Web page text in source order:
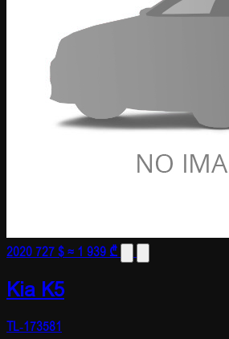
2020727 $≈ 1 939 ₾
Kia K5
TL-173581